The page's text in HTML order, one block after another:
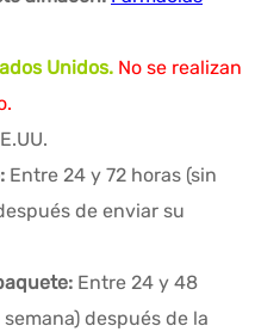
Unidos. No se realizan
Entre 24 y 72 horas (sin
de enviar su
Entre 24 y 48
después de la